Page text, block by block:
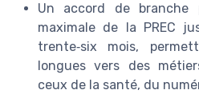
Un accord de
maximale de la PREC
trente‑six mois,
longues vers des
ceux de la santé, du